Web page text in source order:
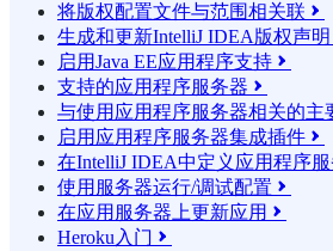
将版权配置文件与范围相关联 
生成和更新IntelliJ IDEA版权声明
启用Java EE应用程序支持 
支持的应用程序服务器 
与使用应用程序服务器相关的主
启用应用程序服务器集成插件 
在IntelliJ IDEA中定义应用程序
使用服务器运行/调试配置 
在应用服务器上更新应用 
Heroku入门 